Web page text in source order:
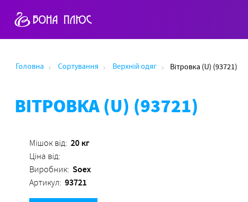
Головна Сортування Верхній одяг Вітровка (U) (93721)
ВІТРОВКА (U) (93721)
Мішок від: 20 кг
Ціна від:
Виробник: Soex
Артикул: 93721